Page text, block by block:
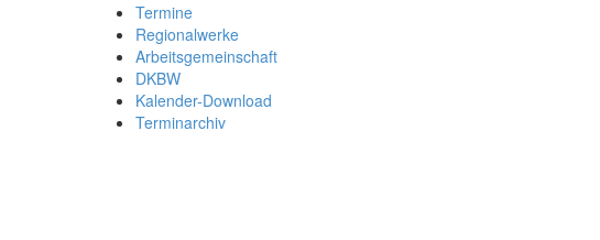
Termine
Regionalwerke
Arbeitsgemeinschaft
DKBW
Kalender-Download
Terminarchiv